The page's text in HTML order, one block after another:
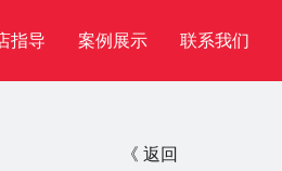
指导 案例展示 联系我们
《 返回